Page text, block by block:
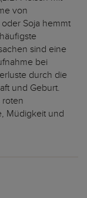
von
Soja hemmt
sind eine
bei
durch die
und Geburt.
roten
Müdigkeit und